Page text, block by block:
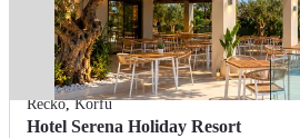
Řecko,Korfu
Hotel Serena Holiday Resort